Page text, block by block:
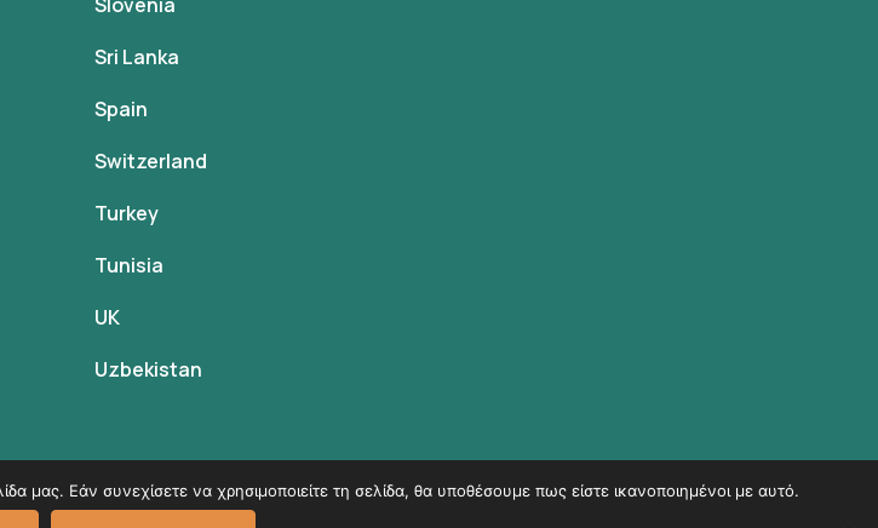
Sri Lanka
Spain
Switzerland
Turkey
Tunisia
UK
Uzbekistan
VK Travel by Victoria Kokka.
μας. Εάν συνεχίσετε να χρησιμοποιείτε τη σελίδα, θα υποθέσουμε πως είστε ικανοποιημένοι με αυτό.